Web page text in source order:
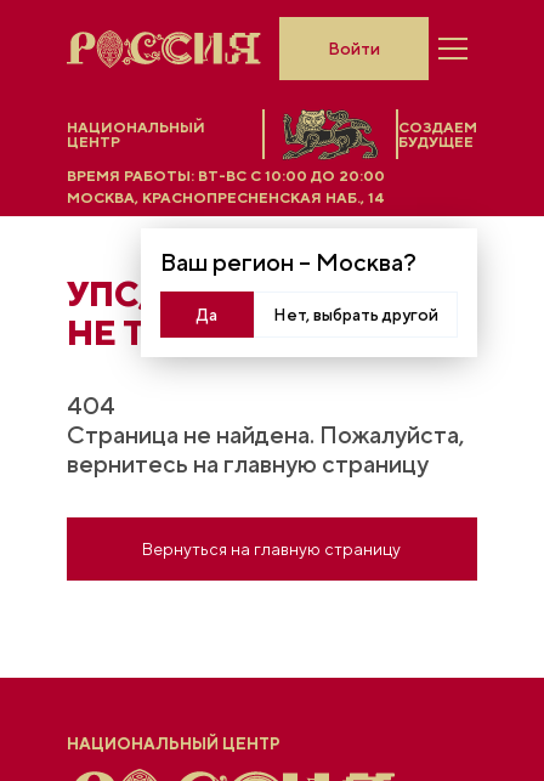
НАЦИОНАЛЬНЫЙ
ЦЕНТР
СОЗДАЕМ
БУДУЩЕЕ
Ваш регион – Москва?
Да Нет, выбрать другой
ВРЕМЯ РАБОТЫ: ВТ-ВС C 10:00 ДО 20:00
МОСКВА, КРАСНОПРЕСНЕНСКАЯ НАБ., 14
Войти
УПС, ЧТO-ТО ПОШЛО
НЕ ТАК...
404
Страница не найдена. Пожалуйста,
вернитесь на главную страницу
Вернуться на главную страницу
НАЦИОНАЛЬНЫЙ ЦЕНТР